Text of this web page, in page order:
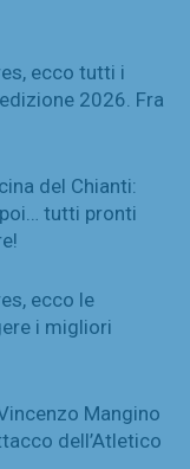
ecco tutti i
2026. Fra
del Chianti:
tutti pronti
ecco le
i migliori
Mangino
dell’Atletico